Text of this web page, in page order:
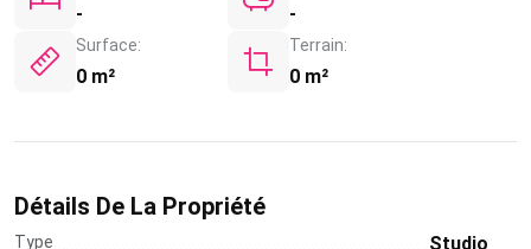
- -
Surface:
0 m²
Terrain:
0 m²
Détails De La Propriété
Type Studio